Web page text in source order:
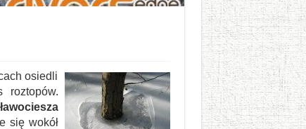
osiedli
roztopów.
się wokół